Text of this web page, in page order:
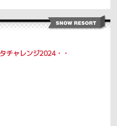
チャレンジ2024・・